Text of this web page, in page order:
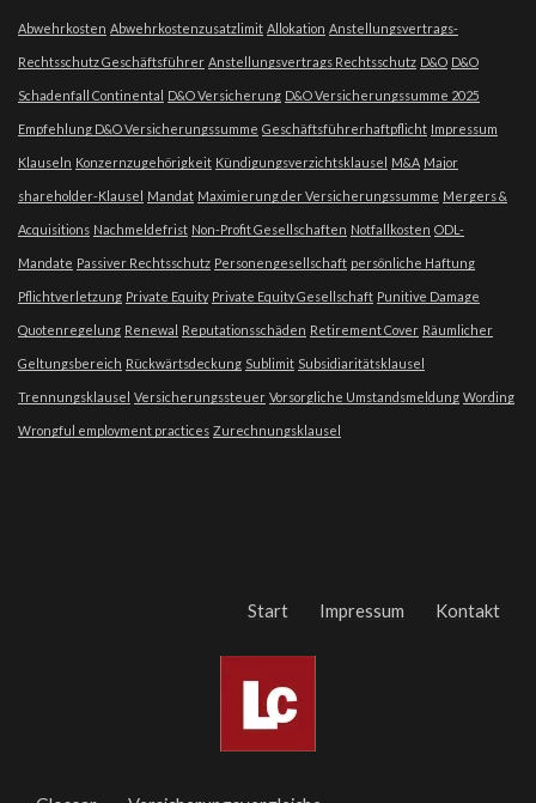
Abwehrkosten Abwehrkostenzusatzlimit Allokation Anstellungsvertrags-
Rechtsschutz Geschäftsführer Anstellungsvertrags Rechtsschutz D&O D&O
Schadenfall Continental D&O Versicherung D&O Versicherungssumme 2025
Empfehlung D&O Versicherungssumme Geschäftsführerhaftpflicht Impressum
Klauseln Konzernzugehörigkeit Kündigungsverzichtsklausel M&A Major
shareholder-Klausel Mandat Maximierung der Versicherungssumme Mergers &
Acquisitions Nachmeldefrist Non-Profit Gesellschaften Notfallkosten ODL-
Mandate Passiver Rechtsschutz Personengesellschaft persönliche Haftung
Pflichtverletzung Private Equity Private Equity Gesellschaft Punitive Damage
Quotenregelung Renewal Reputationsschäden Retirement Cover Räumlicher
Geltungsbereich Rückwärtsdeckung Sublimit Subsidiaritätsklausel
Trennungsklausel Versicherungssteuer Vorsorgliche Umstandsmeldung Wording
Wrongful employment practices Zurechnungsklausel
Start Impressum Kontakt